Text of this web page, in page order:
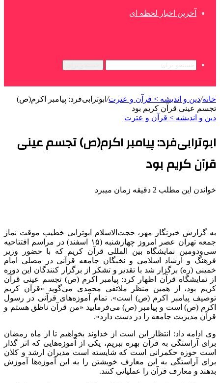
آخرین اخبار لحظه ای
خانه/دین و اندیشه > قرآن و عترت/ ابوترابی‌فرد: پیامبر اکرم(ص)
تجسم عینی قرآن کریم بود
دین و اندیشه > قرآن و عترت
ابوترابی‌فرد: پیامبر اکرم(ص) تجسم عینی
قرآن کریم بود
خواندن این مطلب 2 دقیقه زمان میبرد
به گزارش خبرنگار مهر، حجت‌الاسلام ابوترابی خطیب موقت نماز
جمعه تهران عصر امروز چهارشنبه (۱۵ اسفند) در مراسم افتتاحیه
سی‌ودومین نمایشگاه بین المللی قرآن کریم که با حضور وزیر
فرهنگ و ارشاد اسلامی و نخبگان جامعه قرآنی در مصلی امام
خمینی (ره) برگزار شد با تقدیر و تشکر از برگزار کنندگان این دوره
از نمایشگاه قرآن اظهار کرد: پیامبر اکرم (ص) تجسم عینی قرآن
کریم بود، از همین منظر
ملاتقی محمدی می‌گوید «قرآن کریم
توصیف پیامبر اکرم (ص) است». تمام آموزه‌های قرآنی در رسول
اکرم (ص)است و پیامبر (ص)می‌فرمایید «من قرآن ناظق هستم و
قرآن مدیریت جامعه را در دست دارد».
وی ادامه داد: انتظار این است از خداوند بخواهیم تا از ماه رمضان
برای آراستگی به قرآن بهره ببریم، یکی از آموزه‌هایی که اثر گذار
است حوزه حکمرانی است که شایسته است مدیران ارشد و کلان
برای آراستگی به این معارف خویشتن را به این آموزه‌ها آموزش
بدهند و معارف قرآن را عملیاتی کنند.